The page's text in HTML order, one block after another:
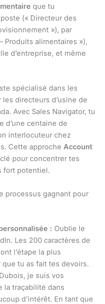
que tu
(« Directeur des
»), par
Produits alimentaires »),
d’entreprise, et même
spécialisé dans les
directeurs d’usine de
Avec Sales Navigator, tu
d’une centaine de
interlocuteur chez
Cette approche Account
pour concentrer tes
fort potentiel.
processus gagnant pour
: Oublie le
Les 200 caractères de
l’étape la plus
tu as fait tes devoirs.
je suis vos
la traçabilité dans
d’intérêt. En tant que